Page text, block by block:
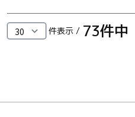
件表示 / 73件中